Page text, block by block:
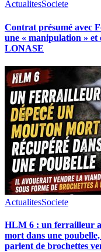
ActualitesSociete
Contrat présumé avec
une « manipulation » et
LONASE
ActualitesSociete
HLM 6 : un ferrailleur
mort dans une
parlent de brochettes